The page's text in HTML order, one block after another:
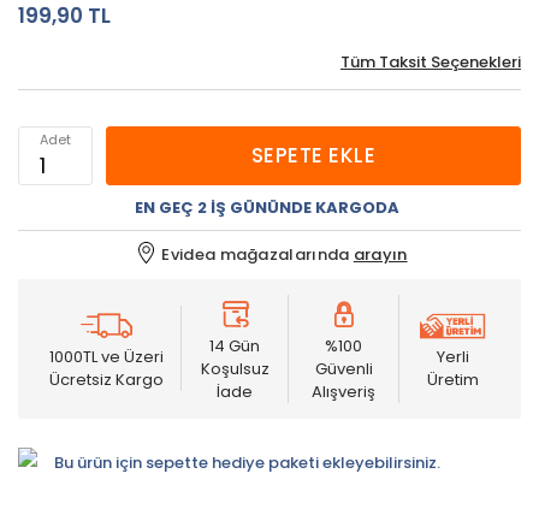
199,90 TL
Tüm Taksit Seçenekleri
Adet
SEPETE EKLE
EN GEÇ 2 İŞ GÜNÜNDE KARGODA
Evidea mağazalarında arayın
1000TL ve Üzeri
Ücretsiz Kargo
14 Gün
Koşulsuz
İade
%100
Güvenli
Alışveriş
Yerli
Üretim
Bu ürün için sepette hediye paketi ekleyebilirsiniz.